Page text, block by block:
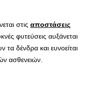
στις αποστάσεις
φυτεύσεις αυξάνεται
τα δένδρα και ευνοείται
ασθενειών.